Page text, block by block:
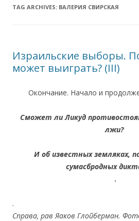
TAG ARCHIVES: ВАЛЕРИЯ СВИРСКАЯ
Израильские выборы.
может выиграть? (III)
Окончание. Начало и
Сможет ли Ликуд
лжи?
И об известных земляках,
сумасбродных
.
.
Справа, рав Яаков Глойберман.